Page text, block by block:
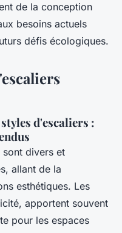
de la conception
besoins actuels
défis écologiques.
d'escaliers :
sont divers et
allant de la
esthétiques. Les
apportent souvent
pour les espaces